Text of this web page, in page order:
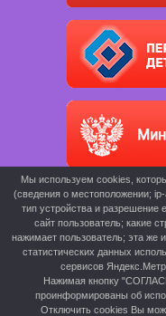
Мы используем cookies,
(сведения о местоположении;
тип устройства и разрешение
сайт пользователь; какие
нажимает пользователь; эта же
статистических данных
сервисов
Нажимая кнопку
проинформированы об
Отключить cookies Вы